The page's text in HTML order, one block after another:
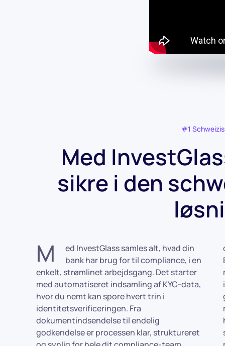
#1
Med
sikre i den
M
ed InvestGlass samles alt, hvad din
bank har brug for til compliance, i en
enkelt, strømlinet arbejdsgang. Det starter
med automatiseret indsamling af KYC-data,
hvor du nemt kan spore hvert trin i
identitetsverificeringen. Fra
dokumentindsendelse til endelig
godkendelse er processen klar, struktureret
dataindtastningsopgaver for dit personale.
Bag kulisserne er forretningsregler og
machine learning KYC-arbejdsgange
indbygget i platformen. Det betyder, at
godkendelsestrin, identitetsverificering og
regulatoriske checks sker automatisk,
hvilket holder dine bankprocesser både
smidige og i overensstemmelse med